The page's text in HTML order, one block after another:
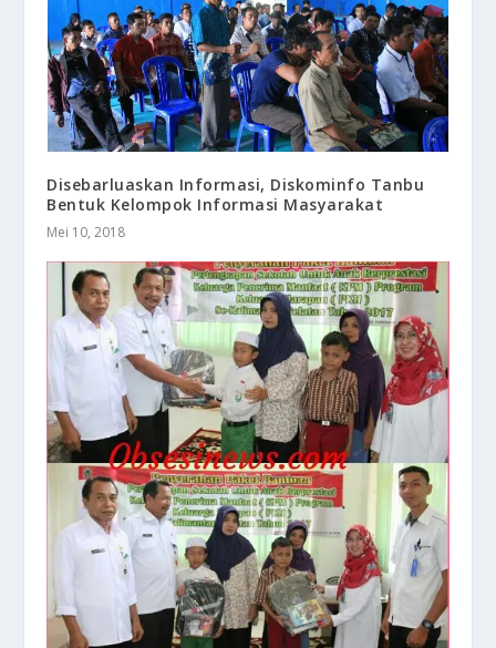
Disebarluaskan Informasi, Diskominfo Tanbu
Bentuk Kelompok Informasi Masyarakat
Mei 10, 2018